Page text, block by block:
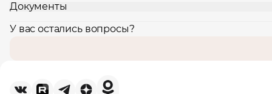
Документы
У вас остались вопросы?